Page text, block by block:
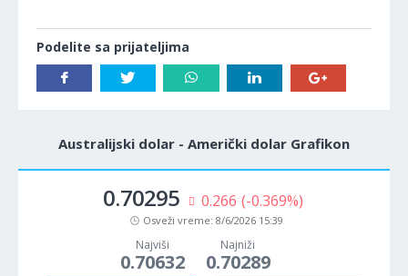
Podelite sa prijateljima
Australijski dolar - Američki dolar Grafikon
0.70295 0.266 (-0.369%)
Osveži vreme: 8/6/2026 15:39
Najviši
0.70632
Najniži
0.70289